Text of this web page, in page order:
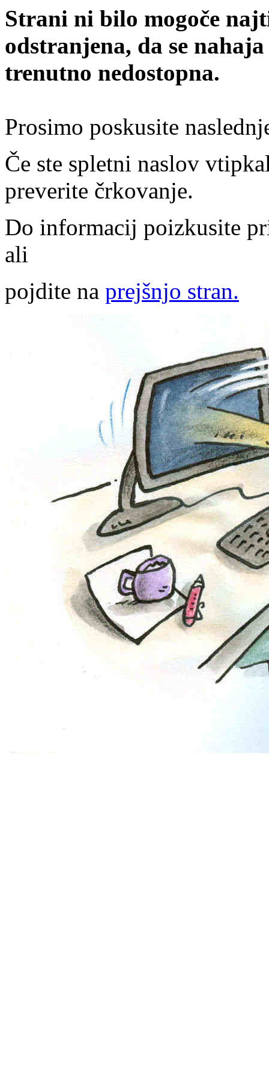
Strani ni bilo mogoče
odstranjena, da se
trenutno nedostopna.
Prosimo poskusite
Če ste spletni naslov
preverite črkovanje.
Do informacij poizkusite
ali
pojdite na prejšnjo stran.